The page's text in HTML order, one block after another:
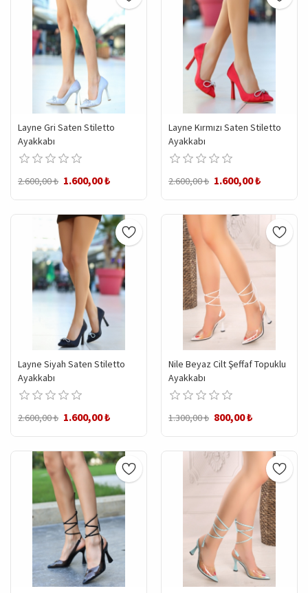
Layne Gri Saten Stiletto
Ayakkabı
2.600,00 ₺ 1.600,00 ₺
Layne Kırmızı Saten Stiletto
Ayakkabı
2.600,00 ₺ 1.600,00 ₺
Layne Siyah Saten Stiletto
Ayakkabı
2.600,00 ₺ 1.600,00 ₺
Nile Beyaz Cilt Şeffaf Topuklu
Ayakkabı
1.300,00 ₺ 800,00 ₺